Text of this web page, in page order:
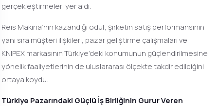
gerçekleştirmeleri yer aldı.
Reis Makina’nın kazandığı ödül; şirketin satış performansının
yanı sıra müşteri ilişkileri, pazar geliştirme çalışmaları ve
KNIPEX markasının Türkiye’deki konumunun güçlendirilmesine
yönelik faaliyetlerinin de uluslararası ölçekte takdir edildiğini
ortaya koydu.
Türkiye Pazarındaki Güçlü İş Birliğinin Gurur Veren